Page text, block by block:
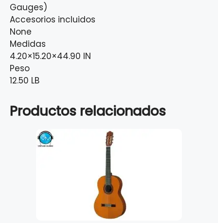
Gauges)
Accesorios incluidos
None
Medidas
4.20×15.20×44.90 IN
Peso
12.50 LB
Productos relacionados